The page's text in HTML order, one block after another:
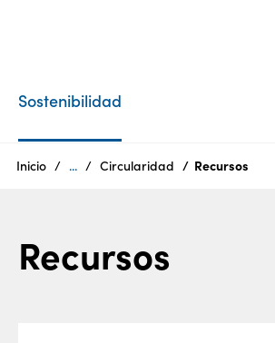
Quiénes
Sostenibilidad
Sostenibilidad
Inicio ... Circularidad Recursos
Recursos